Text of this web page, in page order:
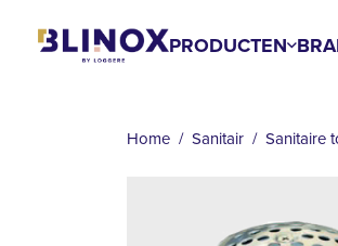
PRODUCTEN
Home Sanitair Sanitaire